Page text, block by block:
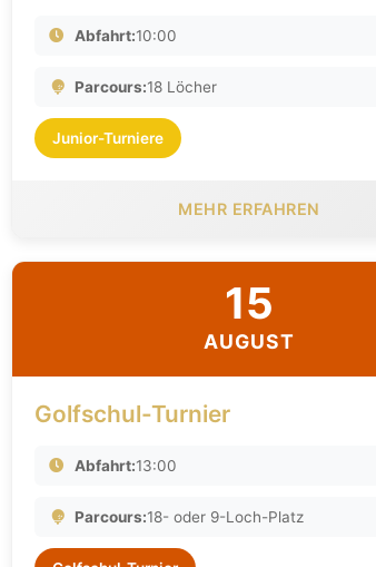
Abfahrt:10:00
Parcours:18 Löcher
Junior-Turniere
MEHR ERFAHREN
15
AUGUST
Golfschul-Turnier
Abfahrt:13:00
Parcours:18- oder 9-Loch-Platz